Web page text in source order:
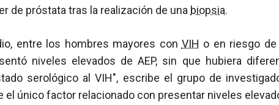
de próstata tras la realización de una biopsia.
entre los hombres mayores con VIH o en riesgo
niveles elevados de AEP, sin que hubiera
serológico al VIH", escribe el grupo de
el único factor relacionado con presentar niveles